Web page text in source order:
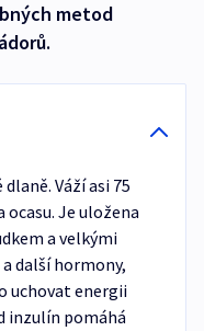
metod
Váží asi 75
ocasu. Je uložena
a velkými
další hormony,
uchovat energii
inzulín pomáhá